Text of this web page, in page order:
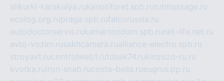
shkurki-karakulya.rukanotiforet.spb.rututmassage.ru
ecolog.org.rupraga.spb.rufalcorussia.ru
autodoctorservis.rukamertondom.spb.ru net-life.net.ru
avto-vozim.rusakhcamera.rualliance-electro.spb.ru
stroyavt.rucontrolweb1.rutdsak74.rukinzozo-ru.ru
kvotka.ru iron-snab.rucosta-bella.rueugrus.pp.ru